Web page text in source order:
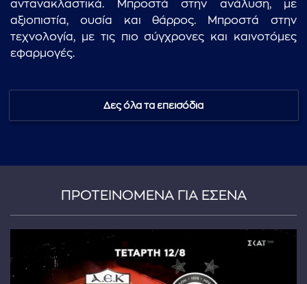
...πληκτρολογήστε κείμενο προς αναζήτηση
αντανακλαστικά. Μπροστά στην ανάλυση, με
αξιοπιστία, ουσία και θάρρος. Μπροστά στην
τεχνολογία, με τις πιο σύγχρονες και καινοτόμες
εφαρμογές.
Δες όλα τα επεισόδια
ΠΡΟΤΕΙΝΟΜΕΝΑ ΓΙΑ ΕΣΕΝΑ